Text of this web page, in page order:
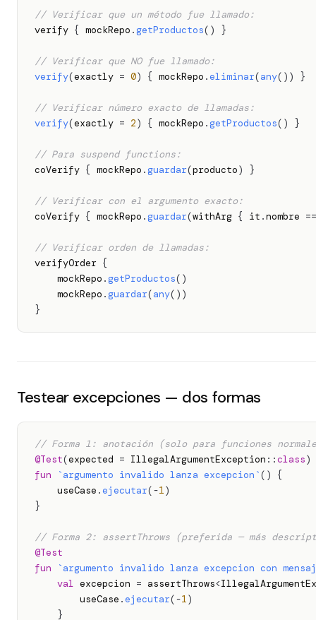
// Verificar que un método fue llamado:
verify { mockRepo .getProductos( ) }
// Verificar que NO fue llamado:
verify(exactly = 0) { mockRepo .eliminar(any( ) ) }
// Verificar número exacto de llamadas:
verify(exactly = 2) { mockRepo .getProductos( ) }
// Para suspend functions:
coVerify { mockRepo .guardar(producto) }
// Verificar con el argumento exacto:
coVerify { mockRepo .guardar(withArg { it .nombre ==
// Verificar orden de llamadas:
verifyOrder {
    mockRepo
.getProductos( )
    mockRepo
.guardar(any( ) )
}
Testear excepciones — dos formas
// Forma 1: anotación (solo para funciones
@Test(expected = IllegalArgumentException ::class)
fun
`argumento invalido lanza excepcion`( )
{
    useCase
.ejecutar(-1)
}
// Forma 2: assertThrows (preferida — más
@Test
fun
`argumento invalido lanza excepcion con
val excepcion = assertThrows<
        useCase
.ejecutar(-1)
}